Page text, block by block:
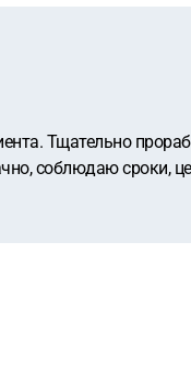
Тщательно
соблюдаю сроки,